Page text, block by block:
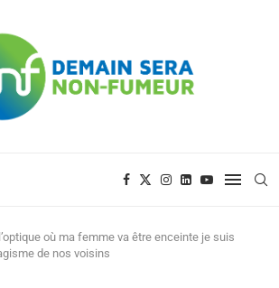
où ma femme va être enceinte je suis
de nos voisins